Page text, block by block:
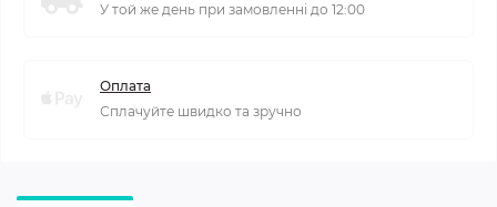
У той же день при замовленні до 12:00
Оплата
Сплачуйте швидко та зручно